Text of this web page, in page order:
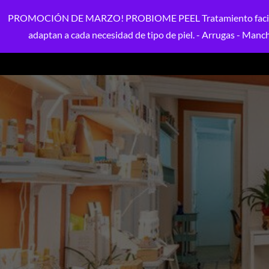
PROMOCIÓN DE MARZO! PROBIOME PEEL Tratamiento
adaptan a cada necesidad de tipo de piel. - Arrugas -